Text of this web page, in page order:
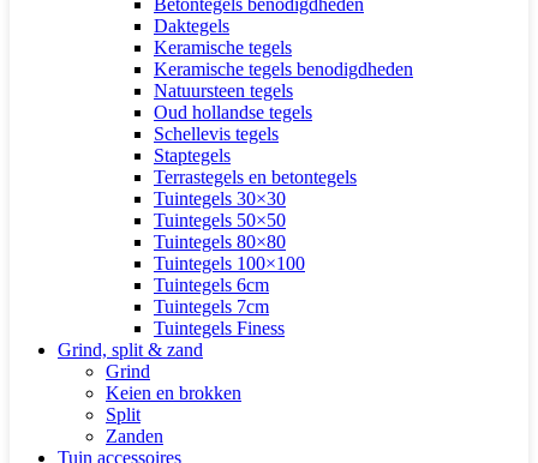
Daktegels
Keramische tegels
Keramische tegels benodigdheden
Natuursteen tegels
Oud hollandse tegels
Schellevis tegels
Staptegels
Terrastegels en betontegels
Tuintegels 30×30
Tuintegels 50×50
Tuintegels 80×80
Tuintegels 100×100
Tuintegels 6cm
Tuintegels 7cm
Tuintegels Finess
Grind, split & zand
Grind
Keien en brokken
Split
Zanden
Tuin accessoires